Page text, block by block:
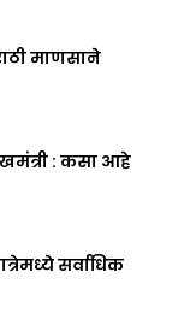
माणसाने
: कसा आहे
सर्वाधिक